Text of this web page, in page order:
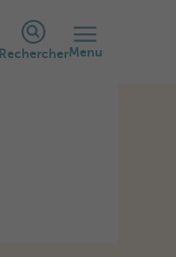
RechercherMenu